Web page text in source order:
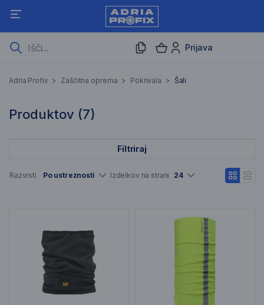
Prijava
Šali
Adria Profix > Zaščitna oprema > Pokrivala > Šali
Produktov (7)
7 Rezultati iskanja
Filtriraj
Seznam artiklov
Razvrsti Po ustreznosti Izdelkov na strani 24